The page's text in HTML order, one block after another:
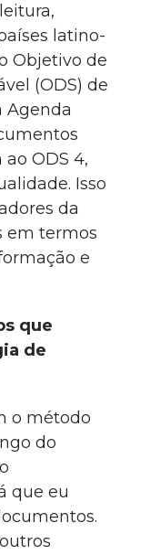
latino-
Objetivo de
(ODS) de
Agenda
ODS 4,
Isso
da
em termos
e
que
de
o método
do
que eu